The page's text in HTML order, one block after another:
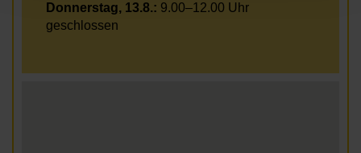
Donnerstag, 13.8.: 9.00–12.00 Uhr
geschlossen